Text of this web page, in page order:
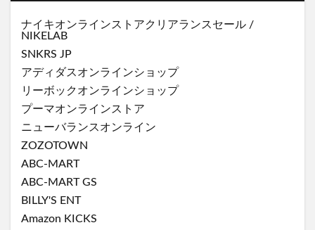
ナイキオンラインストアクリアランスセール /
NIKELAB
SNKRS JP
アディダスオンラインショップ
リーボックオンラインショップ
プーマオンラインストア
ニューバランスオンライン
ZOZOTOWN
ABC-MART
ABC-MART GS
BILLY'S ENT
Amazon KICKS